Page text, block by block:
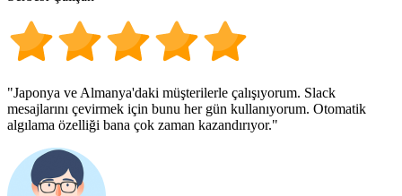
"Japonya ve Almanya'daki müşterilerle çalışıyorum. Slack
mesajlarını çevirmek için bunu her gün kullanıyorum. Otomatik
algılama özelliği bana çok zaman kazandırıyor."